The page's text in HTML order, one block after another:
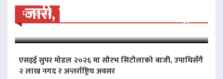
मनोरन्जन
जारी, प्रदर्शनको ५१औँ दिन पूरा
एसइई सुपर मोडल २०२६ मा सौरभ सिटौलाको बाजी, उपाधिसँगै
२ लाख नगद र अन्तर्राष्ट्रिय अवसर